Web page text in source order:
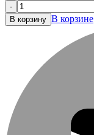
-
В корзину В корзине